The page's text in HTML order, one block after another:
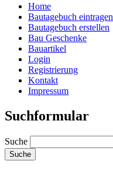
Home
Bautagebuch eintragen
Bautagebuch erstellen
Bau Geschenke
Bauartikel
Login
Registrierung
Kontakt
Impressum
Suchformular
Suche